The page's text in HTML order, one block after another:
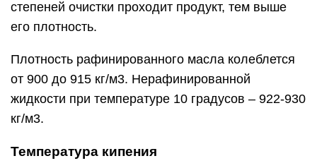
продукт – настоящий кладезь витаминов и
жидкость уже при температуре 107 градусов.
Этот процесс сопровождается горением и
образованием канцерогенов. Потому стоит
задуматься над тем, чем заменить такое
ведь его лучше всего употреблять в свежем